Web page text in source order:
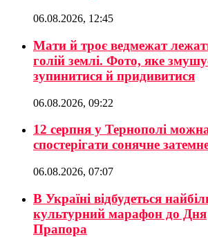
06.08.2026, 12:45
Мати й троє ведмежат
голій землі. Фото, яке
зупинитися й придивитися
06.08.2026, 09:22
12 серпня у Тернополі
спостерігати сонячне
06.08.2026, 07:07
В Україні відбудеться
культурний марафон до Дня
Прапора